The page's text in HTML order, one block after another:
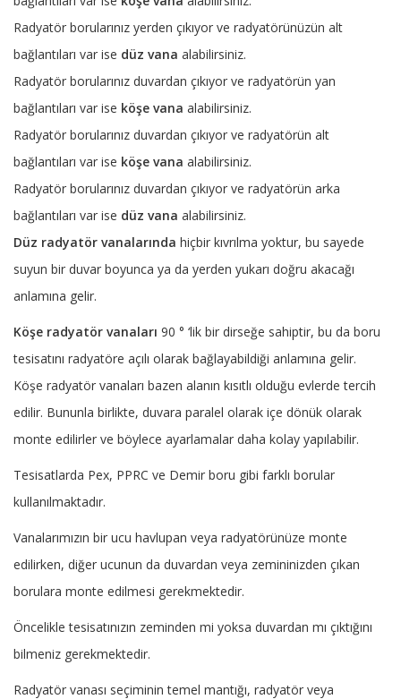
Radyatör borularınız yerden çıkıyor ve radyatörünüzün alt
bağlantıları var ise düz vana alabilirsiniz.
Radyatör borularınız duvardan çıkıyor ve radyatörün yan
bağlantıları var ise köşe vana alabilirsiniz.
Radyatör borularınız duvardan çıkıyor ve radyatörün alt
bağlantıları var ise köşe vana alabilirsiniz.
Radyatör borularınız duvardan çıkıyor ve radyatörün arka
bağlantıları var ise düz vana alabilirsiniz.
Düz radyatör vanalarında hiçbir kıvrılma yoktur, bu sayede
suyun bir duvar boyunca ya da yerden yukarı doğru akacağı
anlamına gelir.
Köşe radyatör vanaları 90 ° ‘lik bir dirseğe sahiptir, bu da boru
tesisatını radyatöre açılı olarak bağlayabildiği anlamına gelir.
Köşe radyatör vanaları bazen alanın kısıtlı olduğu evlerde tercih
edilir. Bununla birlikte, duvara paralel olarak içe dönük olarak
monte edilirler ve böylece ayarlamalar daha kolay yapılabilir.
Tesisatlarda Pex, PPRC ve Demir boru gibi farklı borular
kullanılmaktadır.
Vanalarımızın bir ucu havlupan veya radyatörünüze monte
edilirken, diğer ucunun da duvardan veya zemininizden çıkan
borulara monte edilmesi gerekmektedir.
Öncelikle tesisatınızın zeminden mi yoksa duvardan mı çıktığını
bilmeniz gerekmektedir.
Radyatör vanası seçiminin temel mantığı, radyatör veya